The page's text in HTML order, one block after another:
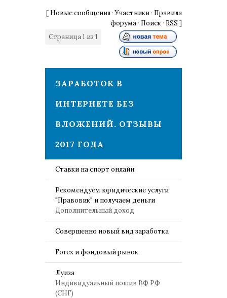
[ Новые сообщения ·Участники · Правила
форума · Поиск · RSS ]
Страница1 из 1
ЗАРАБОТОК В
ИНТЕРНЕТЕ БЕЗ
ВЛОЖЕНИЙ. ОТЗЫВЫ
2017 ГОДА
Ставки на спорт онлайн
Рекомендуем юридические услуги
"Правовик" и получаем деньги
Дополнительный доход
Совершенно новый вид заработка
Forex и фондовый рынок
Луиза
Индивидуальный пошив ВФ РФ
(СНГ)